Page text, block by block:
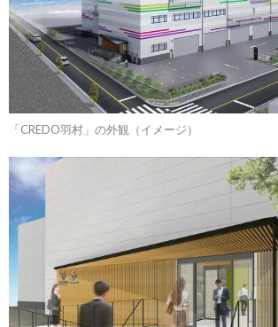
「CREDO羽村」の外観（イメージ）